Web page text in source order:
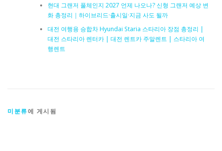
현대 그랜저 풀체인지 2027 언제 나오나? 신형 그랜저 예상 변
화 총정리｜하이브리드·출시일·지금 사도 될까
대전 여행용 승합차 Hyundai Staria 스타리아 장점 총정리 |
대전 스타리아 렌터카 | 대전 렌트카 주말렌트 | 스타리아 여
행렌트
미분류에 게시됨